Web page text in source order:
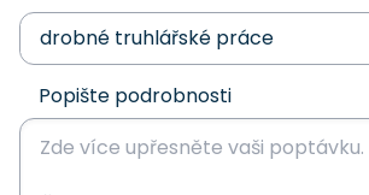
Popište podrobnosti